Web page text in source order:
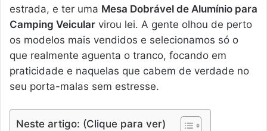
estrada, e ter uma Mesa Dobrável de Alumínio para
Camping Veicular virou lei. A gente olhou de perto
os modelos mais vendidos e selecionamos só o
que realmente aguenta o tranco, focando em
praticidade e naquelas que cabem de verdade no
seu porta-malas sem estresse.
Neste artigo: (Clique para ver)